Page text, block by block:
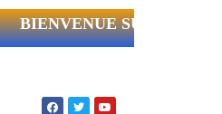
BIENVENUE SUR LE